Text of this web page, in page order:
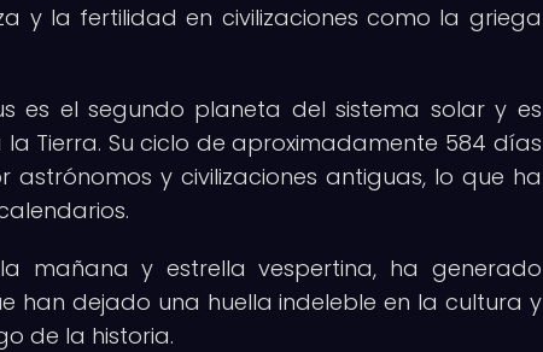
y la fertilidad en civilizaciones como la griega
es el segundo planeta del sistema solar y es
Tierra. Su ciclo de aproximadamente 584 días
y civilizaciones antiguas, lo que ha
mañana y estrella vespertina, ha generado
han dejado una huella indeleble en la cultura y
de la historia.